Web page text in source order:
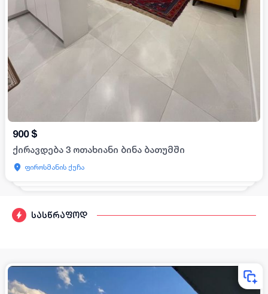
სასწრაფოდ
900 $
ქირავდება 3 ოთახიანი ბინა ბათუმში
ფიროსმანის ქუჩა